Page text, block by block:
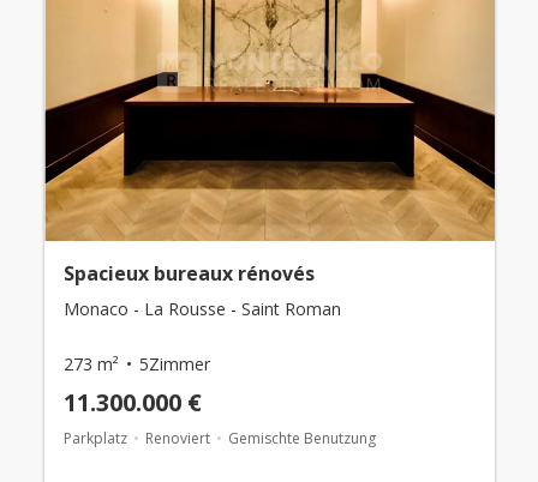
Spacieux bureaux rénovés
Monaco - La Rousse - Saint Roman
273 m² 5Zimmer
11.300.000 €
Parkplatz Renoviert Gemischte Benutzung